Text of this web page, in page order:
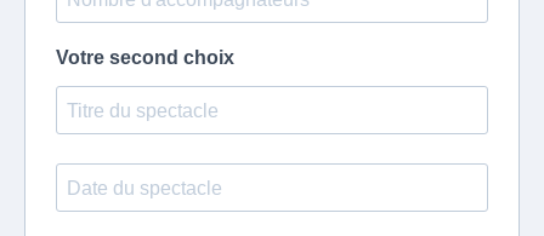
Votre second choix